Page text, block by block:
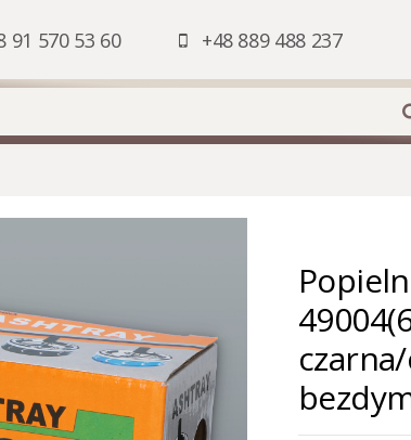
91 570 53 60 +48 889 488 237